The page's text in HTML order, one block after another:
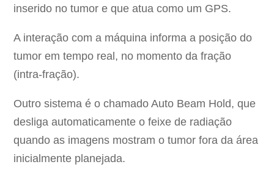
inserido no tumor e que atua como um GPS.
A interação com a máquina informa a posição do
tumor em tempo real, no momento da fração
(intra-fração).
Outro sistema é o chamado Auto Beam Hold, que
desliga automaticamente o feixe de radiação
quando as imagens mostram o tumor fora da área
inicialmente planejada.